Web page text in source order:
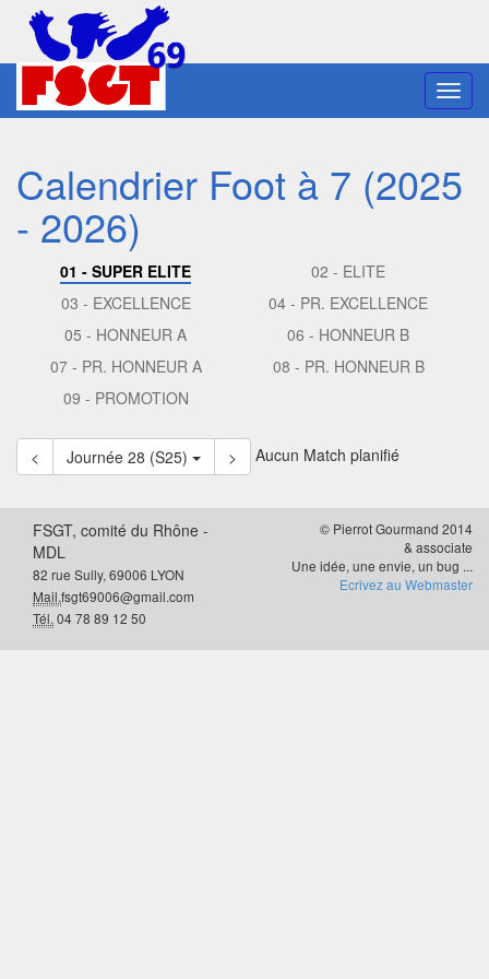
Calendrier Foot à 7 (2025
- 2026)
01 - SUPER ELITE
02 - ELITE
03 - EXCELLENCE
04 - PR. EXCELLENCE
05 - HONNEUR A
06 - HONNEUR B
07 - PR. HONNEUR A
08 - PR. HONNEUR B
09 - PROMOTION
< Journée 28 (S25) > Aucun Match planifié
FSGT, comité du Rhône -
MDL
82 rue Sully, 69006 LYON
Mail.fsgt69006@gmail.com
Tél. 04 78 89 12 50
© Pierrot Gourmand 2014
& associate
Une idée, une envie, un bug ...
Ecrivez au Webmaster